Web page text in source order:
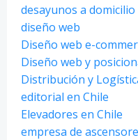
desayunos a domicilio
diseño web
Diseño web e-
Diseño web y
Distribución y
editorial en Chile
Elevadores en Chile
empresa de